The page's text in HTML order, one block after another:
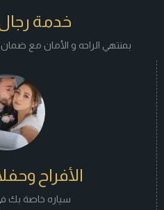
خدمة
بمنتهي الراحه و الأمان مع
الأفراح
سياره خاصة بك